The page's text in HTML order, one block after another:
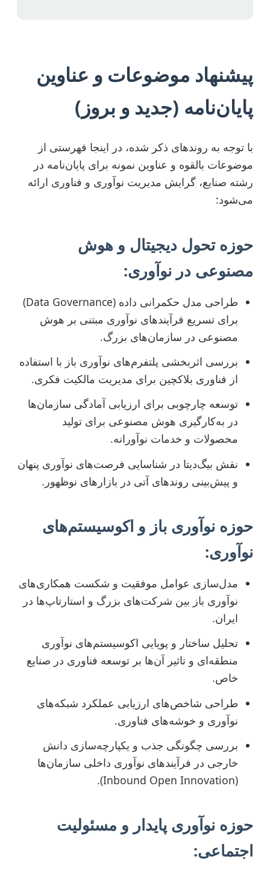
پیشنهاد موضوعات و عناوین
پایان‌نامه (جدید و بروز)
با توجه به روندهای ذکر شده، در اینجا فهرستی از
موضوعات بالقوه و عناوین نمونه برای پایان‌نامه در
رشته صنایع، گرایش مدیریت نوآوری و فناوری ارائه
می‌شود:
حوزه تحول دیجیتال و هوش
مصنوعی در نوآوری:
طراحی مدل حکمرانی داده (Data Governance)
برای تسریع فرآیندهای نوآوری مبتنی بر هوش
مصنوعی در سازمان‌های بزرگ.
بررسی اثربخشی پلتفرم‌های نوآوری باز با استفاده
از فناوری بلاکچین برای مدیریت مالکیت فکری.
توسعه چارچوبی برای ارزیابی آمادگی سازمان‌ها
در به‌کارگیری هوش مصنوعی برای تولید
محصولات و خدمات نوآورانه.
نقش بیگ‌دیتا در شناسایی فرصت‌های نوآوری پنهان
و پیش‌بینی روندهای آتی در بازارهای نوظهور.
حوزه نوآوری باز و اکوسیستم‌های
نوآوری:
مدل‌سازی عوامل موفقیت و شکست همکاری‌های
نوآوری باز بین شرکت‌های بزرگ و استارتاپ‌ها در
ایران.
تحلیل ساختار و پویایی اکوسیستم‌های نوآوری
منطقه‌ای و تاثیر آن‌ها بر توسعه فناوری در صنایع
خاص.
طراحی شاخص‌های ارزیابی عملکرد شبکه‌های
نوآوری و خوشه‌های فناوری.
بررسی چگونگی جذب و یکپارچه‌سازی دانش
خارجی در فرآیندهای نوآوری داخلی سازمان‌ها
(Inbound Open Innovation).
حوزه نوآوری پایدار و مسئولیت
اجتماعی: